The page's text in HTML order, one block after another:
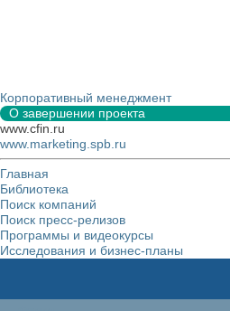
Корпоративный менеджмент
О завершении проекта
www.cfin.ru
www.marketing.spb.ru
Главная
Библиотека
Поиск компаний
Поиск пресс-релизов
Программы и видеокурсы
Исследования и бизнес-планы